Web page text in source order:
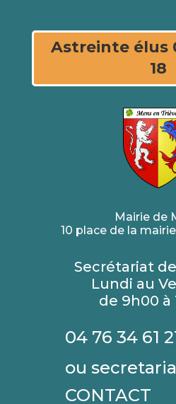
Astreinte élus
18
Mairie de
10 place de la
Secrétariat
Lundi au
de 9h00 à
04 76 34 61
ou
CONTACT